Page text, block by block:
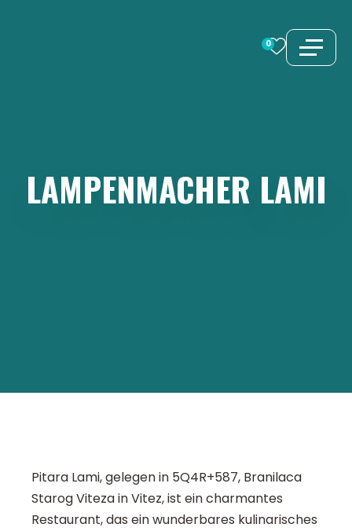
0
LAMPENMACHER LAMI
Pitara Lami, gelegen in 5Q4R+587, Branilaca
Starog Viteza in Vitez, ist ein charmantes
Restaurant, das ein wunderbares kulinarisches